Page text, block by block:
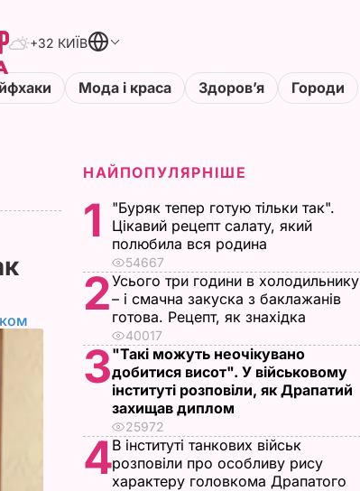
+32 КИЇВ
Мода і краса Здоровʼя Городи
НАЙПОПУЛЯРНІШЕ
1
"Буряк тепер готую тільки так".
Цікавий рецепт салату, який
полюбила вся родина
54667
2Усього три години в холодильнику
– і смачна закуска з баклажанів
готова. Рецепт, як знахідка
40017
3"Такі можуть неочікувано
добитися висот". У військовому
інституті розповіли, як Драпатий
захищав диплом
25972
4В інституті танкових військ
розповіли про особливу рису
характеру головкома Драпатого